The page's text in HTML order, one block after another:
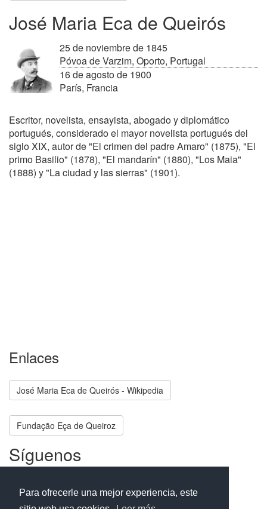
Para ofrecerle una mejor experiencia, este
José Maria Eca de Queirós
25 de noviembre de 1845
Póvoa de Varzim, Oporto, Portugal
16 de agosto de 1900
París, Francia
Escritor, novelista, ensayista, abogado y diplomático
portugués, considerado el mayor novelista portugués del
siglo XIX, autor de "El crimen del padre Amaro" (1875), "El
primo Basilio" (1878), "El mandarín" (1880), "Los Maia"
(1888) y "La ciudad y las sierras" (1901).
Enlaces
José Maria Eca de Queirós - Wikipedia
Fundação Eça de Queiroz
Síguenos